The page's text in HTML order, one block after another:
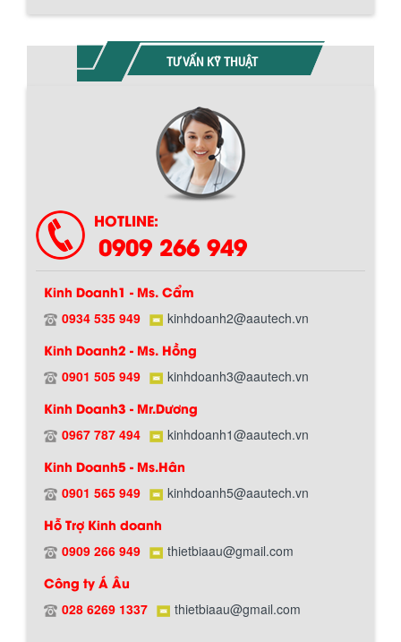
TƯ VẤN KỸ THUẬT
HOTLINE:
0909 266 949
Kinh Doanh1 - Ms. Cẩm
0934 535 949 kinhdoanh2@aautech.vn
Kinh Doanh2 - Ms. Hồng
0901 505 949 kinhdoanh3@aautech.vn
Kinh Doanh3 - Mr.Dương
0967 787 494 kinhdoanh1@aautech.vn
Kinh Doanh5 - Ms.Hân
0901 565 949 kinhdoanh5@aautech.vn
Hỗ Trợ Kinh doanh
0909 266 949 thietbiaau@gmail.com
Công ty Á Âu
028 6269 1337 thietbiaau@gmail.com
Chính sách giao hàng
Hướng dẫn thanh toán mua hàng